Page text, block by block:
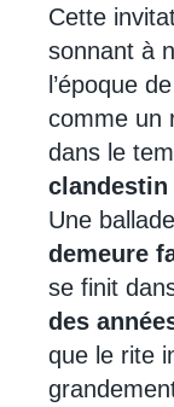
Cette
sonnant à
l’époque
comme un
dans le
clandestin
Une
demeure
se finit
des
que le rite